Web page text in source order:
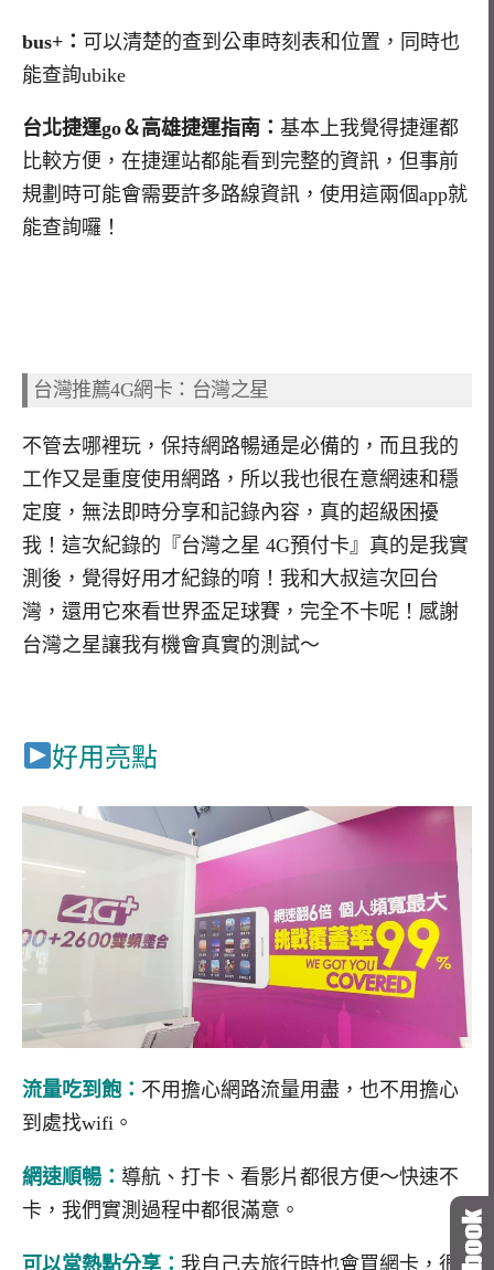
bus+： 可以清楚的查到公車時刻表和位置，同時也
能查詢ubike
台北捷運go＆高雄捷運指南： 基本上我覺得捷運都
比較方便，在捷運站都能看到完整的資訊，但事前
規劃時可能會需要許多路線資訊，使用這兩個app就
能查詢囉！
台灣推薦4G網卡：台灣之星
不管去哪裡玩，保持網路暢通是必備的，而且我的
工作又是重度使用網路，所以我也很在意網速和穩
定度，無法即時分享和記錄內容，真的超級困擾
我！這次紀錄的『台灣之星 4G預付卡』真的是我實
測後，覺得好用才紀錄的唷！我和大叔這次回台
灣，還用它來看世界盃足球賽，完全不卡呢！感謝
台灣之星讓我有機會真實的測試～
好用亮點
流量吃到飽： 不用擔心網路流量用盡，也不用擔心
到處找wifi。
網速順暢： 導航、打卡、看影片都很方便～快速不
卡，我們實測過程中都很滿意。
可以當熱點分享： 我自己去旅行時也會買網卡，很